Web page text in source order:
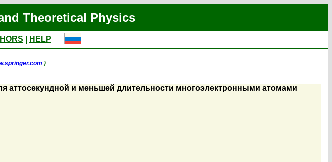
Theoretical Physics
HELP
)
аттосекундной и меньшей длительности многоэлектронными атомами